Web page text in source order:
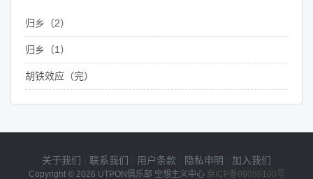
归乡（2）
归乡（1）
胡铁效应（完）
关于我们 联系我们 用户条款 隐私申明 加入我们
Copyright © 2026 UTPON俱乐部 空想主义中心 京ICP备09050100号